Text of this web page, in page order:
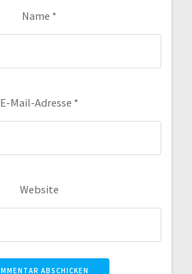
Name *
E-Mail-Adresse *
Website